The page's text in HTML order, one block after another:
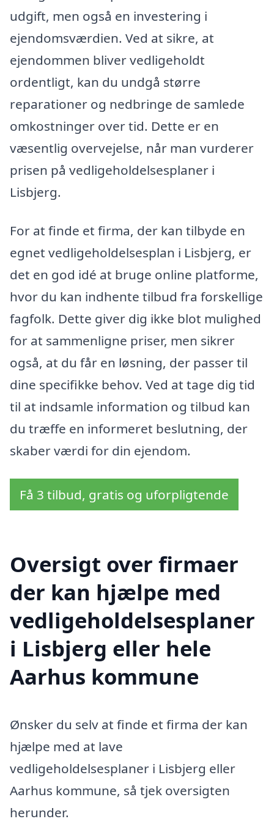
udgift, men også en investering i
ejendomsværdien. Ved at sikre, at
ejendommen bliver vedligeholdt
ordentligt, kan du undgå større
reparationer og nedbringe de samlede
omkostninger over tid. Dette er en
væsentlig overvejelse, når man vurderer
prisen på vedligeholdelsesplaner i
Lisbjerg.
For at finde et firma, der kan tilbyde en
egnet vedligeholdelsesplan i Lisbjerg, er
det en god idé at bruge online platforme,
hvor du kan indhente tilbud fra forskellige
fagfolk. Dette giver dig ikke blot mulighed
for at sammenligne priser, men sikrer
også, at du får en løsning, der passer til
dine specifikke behov. Ved at tage dig tid
til at indsamle information og tilbud kan
du træffe en informeret beslutning, der
skaber værdi for din ejendom.
Få 3 tilbud, gratis og uforpligtende
Oversigt over firmaer
der kan hjælpe med
vedligeholdelsesplaner
i Lisbjerg eller hele
Aarhus kommune
Ønsker du selv at finde et firma der kan
hjælpe med at lave
vedligeholdelsesplaner i Lisbjerg eller
Aarhus kommune, så tjek oversigten
herunder.